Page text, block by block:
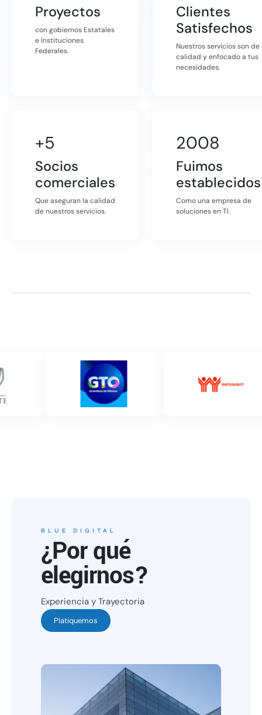
Proyectos
con gobiernos Estatales
e Instituciones
Federales.
Clientes
Satisfechos
Nuestros servicios son de
calidad y enfocado a tus
necesidades.
+5
Socios
comerciales
Que aseguran la calidad
de nuestros servicios.
2008
Fuimos
establecidos
Como una empresa de
soluciones en TI.
BLUE DIGITAL
¿Por qué
elegirnos?
Experiencia y Trayectoria
Platiquemos